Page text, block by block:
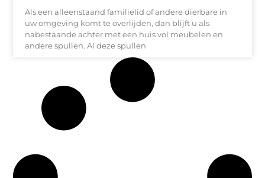
Als een alleenstaand familielid of andere dierbare in
uw omgeving komt te overlijden, dan blijft u als
nabestaande achter met een huis vol meubelen en
andere spullen. Al deze spullen